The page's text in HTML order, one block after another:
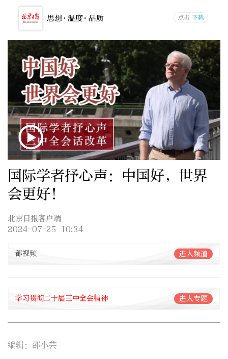
国际学者抒心声：中国好，世界
会更好！
北京日报客户端
2024-07-25 10:34
都视频 进入频道
学习贯彻二十届三中全会精神 进入专题
编辑：邵小芸